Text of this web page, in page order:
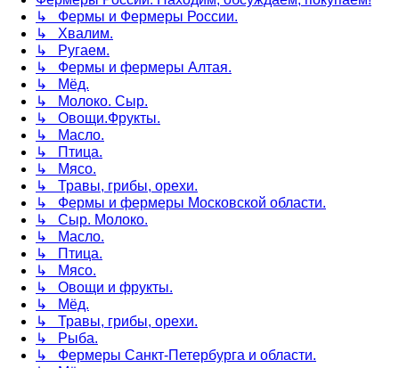
↳ Фермы и Фермеры России.
↳ Хвалим.
↳ Ругаем.
↳ Фермы и фермеры Алтая.
↳ Мёд.
↳ Молоко. Сыр.
↳ Овощи.Фрукты.
↳ Масло.
↳ Птица.
↳ Мясо.
↳ Травы, грибы, орехи.
↳ Фермы и фермеры Московской области.
↳ Сыр. Молоко.
↳ Масло.
↳ Птица.
↳ Мясо.
↳ Овощи и фрукты.
↳ Мёд.
↳ Травы, грибы, орехи.
↳ Рыба.
↳ Фермеры Санкт-Петербурга и области.